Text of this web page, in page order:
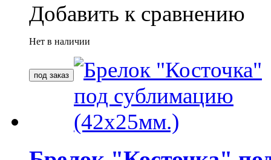
Добавить к сравнению
Нет в наличии